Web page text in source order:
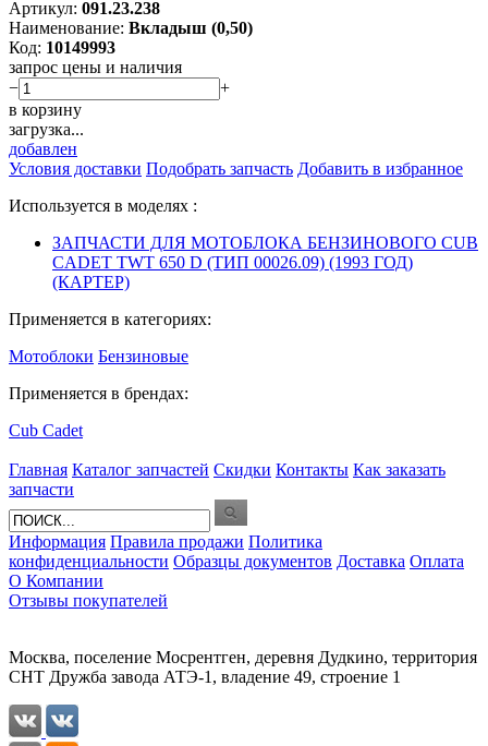
Артикул: 091.23.238
Наименование: Вкладыш (0,50)
Код: 10149993
запрос цены и наличия
−
+
в корзину
загрузка...
добавлен
Условия доставки Подобрать запчасть Добавить в избранное
Используется в моделях :
ЗАПЧАСТИ ДЛЯ МОТОБЛОКА БЕНЗИНОВОГО CUB
CADET TWT 650 D (ТИП 00026.09) (1993 ГОД)
(КАРТЕР)
Применяется в категориях:
Мотоблоки Бензиновые
Применяется в брендах:
Cub Cadet
Главная Каталог запчастей Скидки Контакты Как заказать
запчасти
Информация Правила продажи Политика
конфиденциальности Образцы документов Доставка Оплата
О Компании
Отзывы покупателей
Москва, поселение Мосрентген, деревня Дудкино, территория
СНТ Дружба завода АТЭ-1, владение 49, строение 1